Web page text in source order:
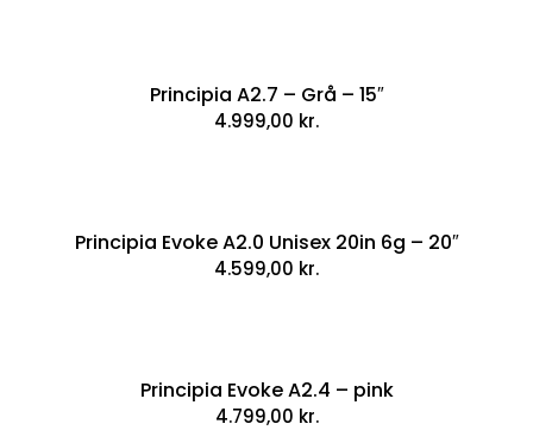
Principia A2.7 – Grå – 15″
4.999,00 kr.
Principia Evoke A2.0 Unisex 20in 6g – 20″
4.599,00 kr.
Principia Evoke A2.4 – pink
4.799,00 kr.